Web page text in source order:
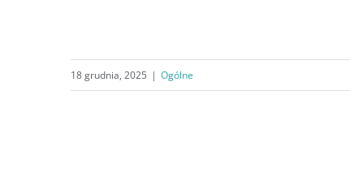
18 grudnia, 2025 | Ogólne